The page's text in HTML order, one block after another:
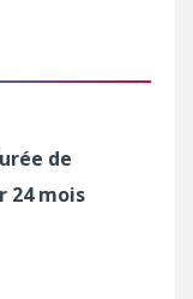
de
24 mois